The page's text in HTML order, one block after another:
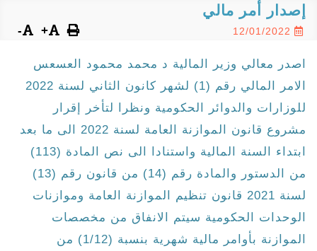
إصدار أمر مالي
12/01/2022
+
-
اصدر معالي وزير المالية د محمد محمود العسعس
الامر المالي رقم (1) لشهر كانون الثاني لسنة 2022
للوزارات والدوائر الحكومية ونظرا لتأخر إقرار
مشروع قانون الموازنة العامة لسنة 2022 الى ما بعد
ابتداء السنة المالية واستنادا الى نص المادة (113)
من الدستور والمادة رقم (14) من قانون رقم (13)
لسنة 2021 قانون تنظيم الموازنة العامة وموازنات
الوحدات الحكومية سيتم الانفاق من مخصصات
الموازنة بأوامر مالية شهرية بنسبة (1/12) من